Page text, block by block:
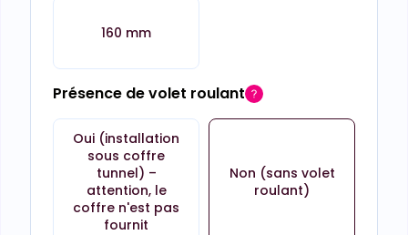
160 mm
Présence de volet roulant
Oui (installation
sous coffre
tunnel) –
attention, le
coffre n'est pas
fournit
Non (sans volet
roulant)